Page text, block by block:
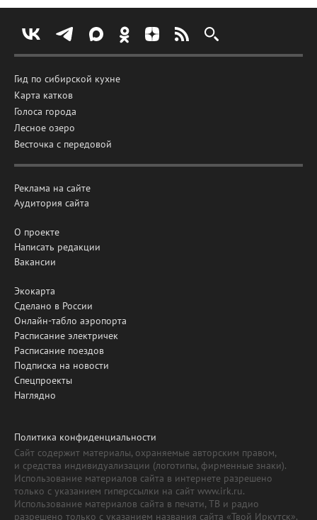
Гид по сибирской кухне
Карта катков
Голоса города
Лесное озеро
Весточка с передовой
Реклама на сайте
Аудитория сайта
О проекте
Написать редакции
Вакансии
Экокарта
Сделано в России
Онлайн-табло аэропорта
Расписание электричек
Расписание поездов
Подписка на новости
Спецпроекты
Наглядно
Политика конфиденциальности
Сайт содержит материалы, охраняемые авторским правом,
и средства индивидуализации (логотипы, фирменные знаки).
Использование материалов сайта в интернете разрешено
только с указанием гиперссылки на сайт www.irk.ru.
Использование материалов сайта в печати, ТВ и радио
разрешено только с указанием названия сайта «Твой Иркутск».